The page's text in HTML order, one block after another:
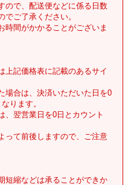
ので、配送便などに係る日数
ご了承ください。
時間がかかることがございま
上記価格表に記載のあるサイ
場合は、決済いただいた日を0
ります。
、翌営業日を0日とカウント
って前後しますので、ご注意
短縮などは承ることができか